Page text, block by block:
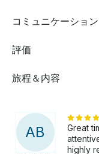
知っておくべきこ
めに、バルーンの
グや記念日、卒業
ています。カスタ
ください。できる
コミュニケーション
評価
旅程＆内容
AB
Great
highly